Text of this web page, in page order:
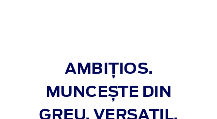
AMBIȚIOS.
MUNCEȘTE DIN
GREU. VERSATIL.